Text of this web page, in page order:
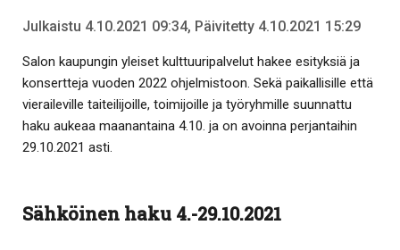
Julkaistu 4.10.2021 09:34, Päivitetty 4.10.2021 15:29
Salon kaupungin yleiset kulttuuripalvelut hakee esityksiä ja
konsertteja vuoden 2022 ohjelmistoon. Sekä paikallisille että
vieraileville taiteilijoille, toimijoille ja työryhmille suunnattu
haku aukeaa maanantaina 4.10. ja on avoinna perjantaihin
29.10.2021 asti.
Sähköinen haku 4.-29.10.2021